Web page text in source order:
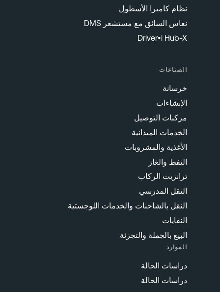
نظام كاميرا الأسطول
نعاس السائق مع مستشعر DMS
Driver•i Hub-X
الصناعات
خرسانة
الإنشاءات
مركبات التوصيل
الخدمات الميدانية
الأغذية والمشروبات
النفط والغاز
ترانزيت الركاب
النقل المدرسي
النقل بالشاحنات والخدمات اللوجستية
النفايات
البيع بالجملة والتجزئة
الموارد
دراسات الحالة
دراسات الحالة